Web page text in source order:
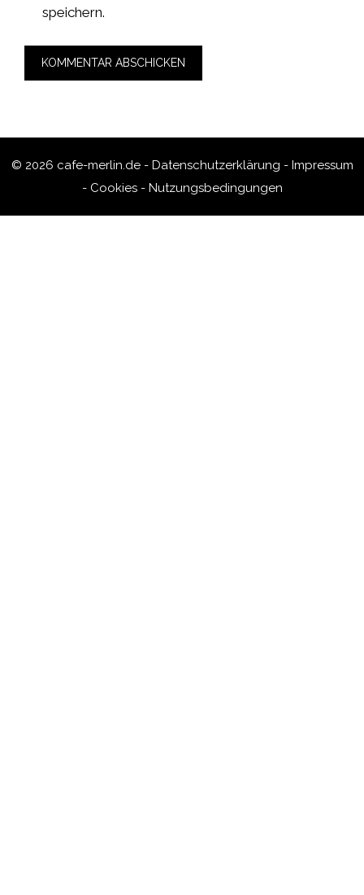
speichern.
© 2026 cafe-merlin.de - Datenschutzerklärung - Impressum
- Cookies- Nutzungsbedingungen